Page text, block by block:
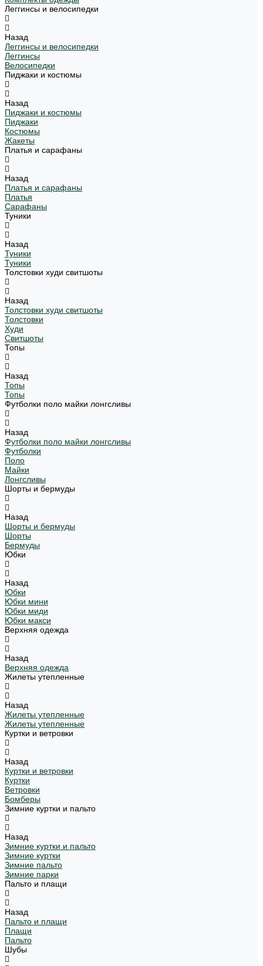
Леггинсы и велосипедки
Назад
Леггинсы и велосипедки
Леггинсы
Велосипедки
Пиджаки и костюмы
Назад
Пиджаки и костюмы
Пиджаки
Костюмы
Жакеты
Платья и сарафаны
Назад
Платья и сарафаны
Платья
Сарафаны
Туники
Назад
Туники
Туники
Толстовки худи свитшоты
Назад
Толстовки худи свитшоты
Толстовки
Худи
Свитшоты
Топы
Назад
Топы
Топы
Футболки поло майки лонгсливы
Назад
Футболки поло майки лонгсливы
Футболки
Поло
Майки
Лонгсливы
Шорты и бермуды
Назад
Шорты и бермуды
Шорты
Бермуды
Юбки
Назад
Юбки
Юбки мини
Юбки миди
Юбки макси
Верхняя одежда
Назад
Верхняя одежда
Жилеты утепленные
Назад
Жилеты утепленные
Жилеты утепленные
Куртки и ветровки
Назад
Куртки и ветровки
Куртки
Ветровки
Бомберы
Зимние куртки и пальто
Назад
Зимние куртки и пальто
Зимние куртки
Зимние пальто
Зимние парки
Пальто и плащи
Назад
Пальто и плащи
Плащи
Пальто
Шубы